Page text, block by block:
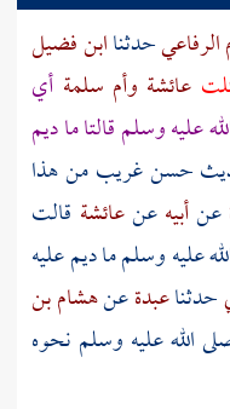
حدثناابن فضيل
عائشة وأم سلمة أي
عليه وسلم قالتا ما ديم
حسن غريب من هذا
عنأبيهعنعائشة قالت
عليه وسلم ما ديم عليه
حدثناعبدةعنهشام بن
الله عليه وسلم نحوه